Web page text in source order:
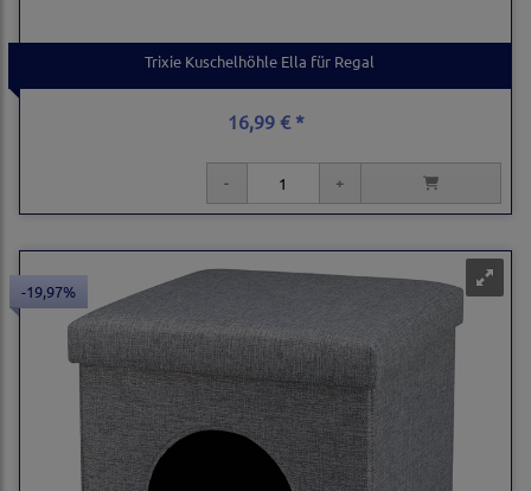
Trixie Kuschelhöhle Ella für Regal
16,99 € *
-19,97%